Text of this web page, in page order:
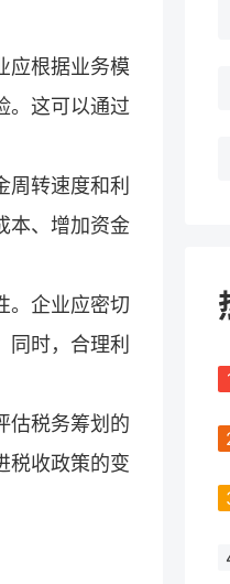
应根据业务模
。这可以通过
转速度和利
本、增加资金
。企业应密切
时，合理利
估税务筹划的
税收政策的变